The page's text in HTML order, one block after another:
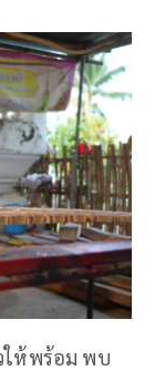
ให้พร้อม พบ